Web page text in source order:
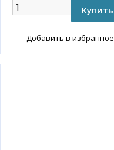
Добавить в избранное